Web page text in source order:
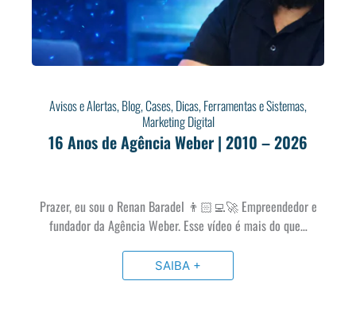
Avisos e Alertas,Blog,Cases,Dicas,Ferramentas e Sistemas,
Marketing Digital
16 Anos de Agência Weber | 2010 – 2026
Prazer, eu sou o Renan Baradel 👨🏻‍💻🚀 Empreendedor e
fundador da Agência Weber. Esse vídeo é mais do que…
SAIBA +